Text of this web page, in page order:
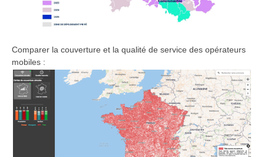
Comparer la couverture et la qualité de service des opérateurs
mobiles :